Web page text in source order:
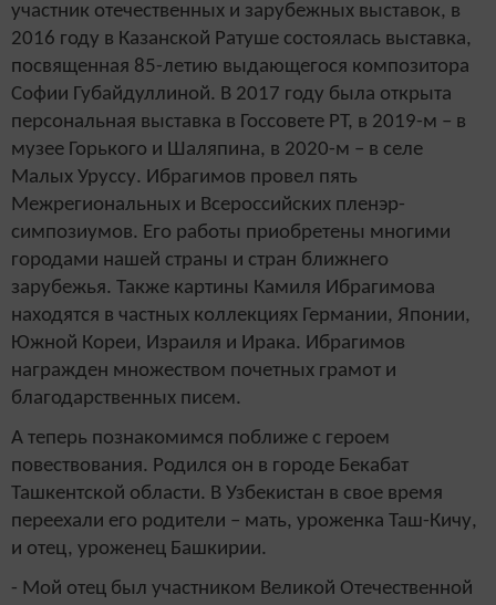
участник отечественных и зарубежных выставок, в
2016 году в Казанской Ратуше состоялась выставка,
посвященная 85-летию выдающегося композитора
Софии Губайдуллиной. В 2017 году была открыта
персональная выставка в Госсовете РТ, в 2019-м – в
музее Горького и Шаляпина, в 2020-м – в селе
Малых Уруссу. Ибрагимов провел пять
Межрегиональных и Всероссийских пленэр-
симпозиумов. Его работы приобретены многими
городами нашей страны и стран ближнего
зарубежья. Также картины Камиля Ибрагимова
находятся в частных коллекциях Германии, Японии,
Южной Кореи, Израиля и Ирака. Ибрагимов
награжден множеством почетных грамот и
благодарственных писем.
А теперь познакомимся поближе с героем
повествования. Родился он в городе Бекабат
Ташкентской области. В Узбекистан в свое время
переехали его родители – мать, уроженка Таш-Кичу,
и отец, уроженец Башкирии.
- Мой отец был участником Великой Отечественной